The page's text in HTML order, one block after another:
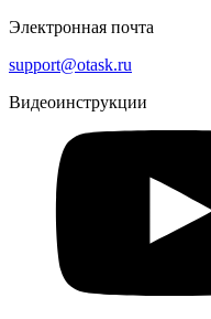
Электронная почта
support@otask.ru
Видеоинструкции